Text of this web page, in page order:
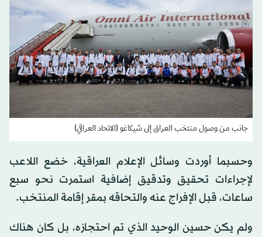
جانب من وصول منتخب العراق إلى شيكاغو (الاتحاد العراقي)
وحسبما أوردت وسائل الإعلام العراقية، خضع اللاعب
لإجراءات تحقيق وتدقيق إضافية استمرت نحو سبع
ساعات، قبل الإفراج عنه والتحاقه بمقر إقامة المنتخب.
ولم يكن حسين الوحيد الذي تم احتجازه، بل كان هناك